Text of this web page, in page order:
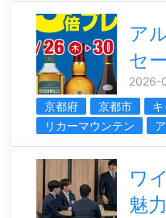
ア
セ
2026-
京都府
京都市
リカーマウンテン
ワ
魅力